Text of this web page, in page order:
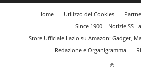
Home Utilizzo dei Cookies
Since 1900 – Notizie SS
Store Ufficiale Lazio su Amazon: Gadget,
Redazione e Organigramma
©